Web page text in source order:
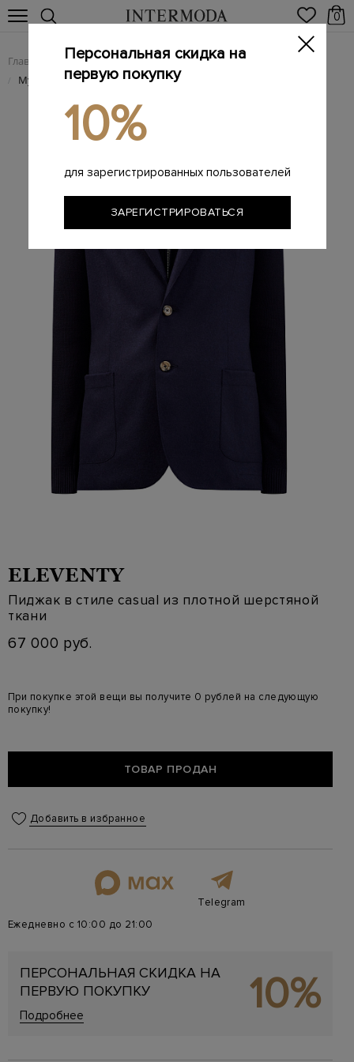
0
Главная Мужчинам / Одежда / Пиджаки
/ Мужские пиджаки
ELEVENTY
Пиджак в стиле casual из плотной шерстяной
ткани
67 000 руб.
При покупке этой вещи вы получите 0 рублей на следующую
покупку!
ТОВАР ПРОДАН
Добавить в избранное
Telegram
Ежедневно с 10:00 до 21:00
ПЕРСОНАЛЬНАЯ СКИДКА НА
ПЕРВУЮ ПОКУПКУ
Подробнее 10%
Персональная скидка на
первую покупку
10%
для зарегистрированных пользователей
ЗАРЕГИСТРИРОВАТЬСЯ